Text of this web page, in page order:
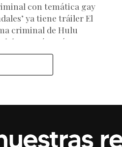
con temática gay
ya tiene tráiler El
criminal de Hulu
está aquí...